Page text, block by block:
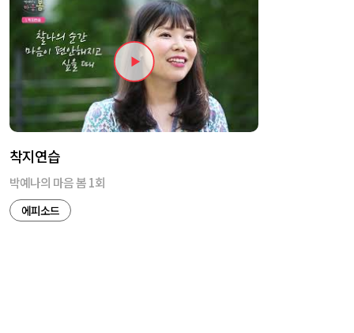
착지연습
박예나의 마음 봄 1회
에피소드